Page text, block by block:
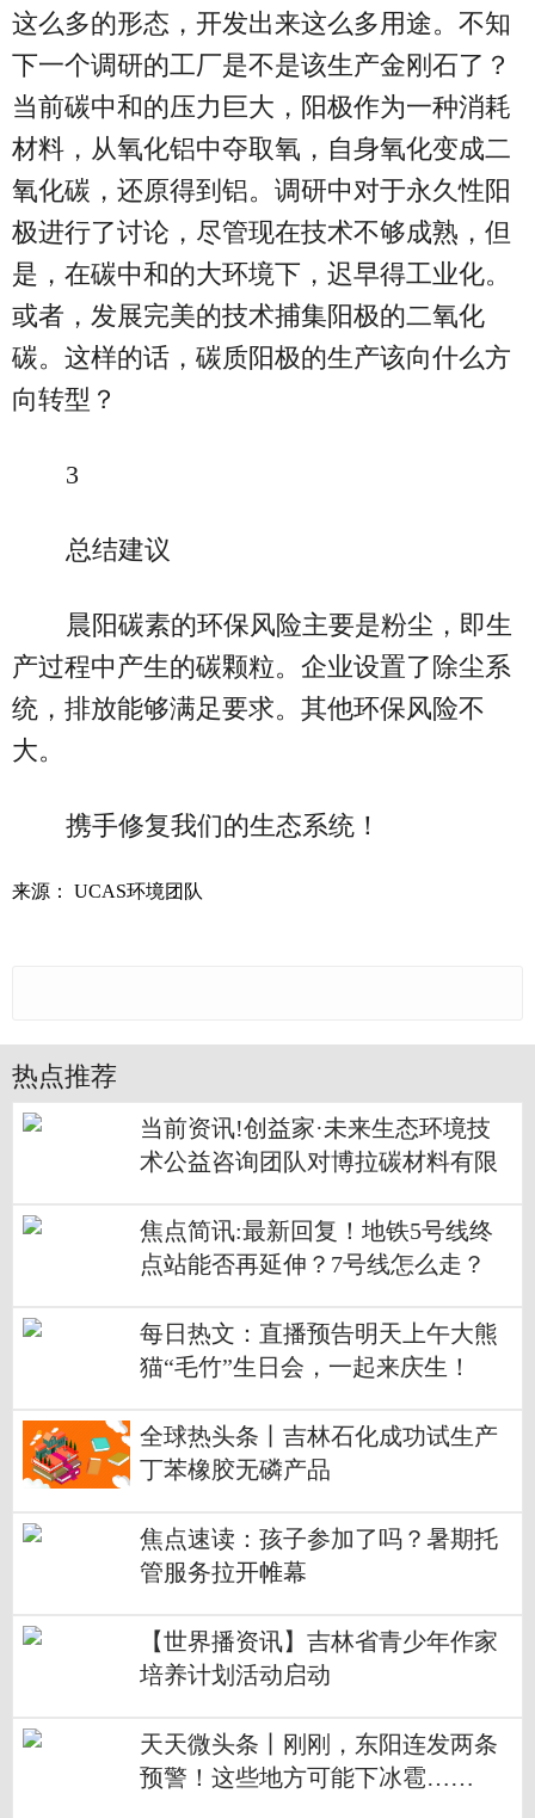
这么多的形态，开发出来这么多用途。不知
下一个调研的工厂是不是该生产金刚石了？
当前碳中和的压力巨大，阳极作为一种消耗
材料，从氧化铝中夺取氧，自身氧化变成二
氧化碳，还原得到铝。调研中对于永久性阳
极进行了讨论，尽管现在技术不够成熟，但
是，在碳中和的大环境下，迟早得工业化。
或者，发展完美的技术捕集阳极的二氧化
碳。这样的话，碳质阳极的生产该向什么方
向转型？
3
总结建议
晨阳碳素的环保风险主要是粉尘，即生
产过程中产生的碳颗粒。企业设置了除尘系
统，排放能够满足要求。其他环保风险不
大。
携手修复我们的生态系统！
来源： UCAS环境团队
热点推荐
当前资讯!创益家·未来生态环境技
术公益咨询团队对博拉碳材料有限
焦点简讯:最新回复！地铁5号线终
点站能否再延伸？7号线怎么走？
每日热文：直播预告明天上午大熊
猫“毛竹”生日会，一起来庆生！
全球热头条丨吉林石化成功试生产
丁苯橡胶无磷产品
焦点速读：孩子参加了吗？暑期托
管服务拉开帷幕
【世界播资讯】吉林省青少年作家
培养计划活动启动
天天微头条丨刚刚，东阳连发两条
预警！这些地方可能下冰雹……